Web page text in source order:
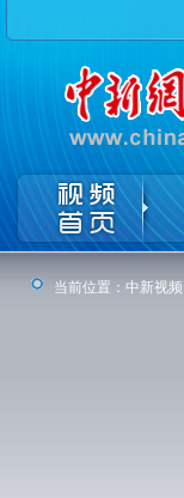
当前位置： 中新视频